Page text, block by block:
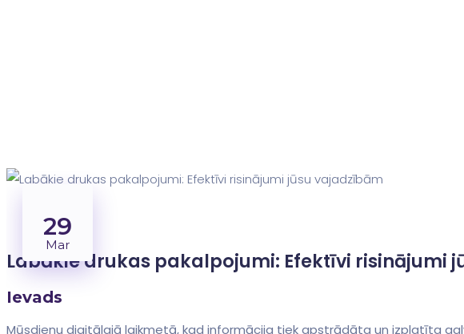
29
Mar
Labākie drukas‌ pakalpojumi: Efektīvi risinājumi
Ievads
Mūsdienu digitālajā laikmetā,​ kad informācija tiek ⁤apstrādāta un izplatīta